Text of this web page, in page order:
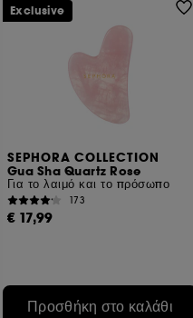
SEPHORA COLLECTION
Gua Sha Quartz Rose
Για το λαιμό και το πρόσωπο
173
€ 17,99
Προσθήκη στο καλάθι
Exclusive